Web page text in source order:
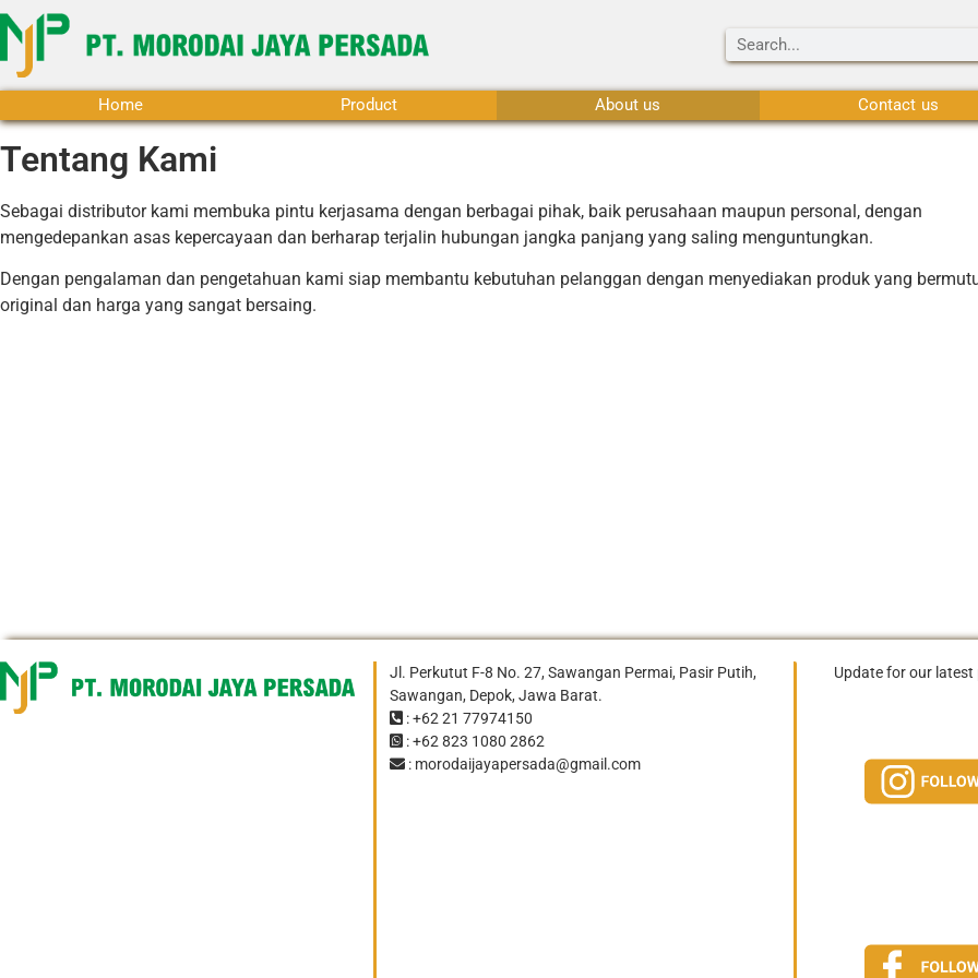
Home Product About us Contact us
Tentang Kami
Sebagai distributor kami membuka pintu kerjasama dengan berbagai pihak, baik perusahaan maupun personal, dengan
mengedepankan asas kepercayaan dan berharap terjalin hubungan jangka panjang yang saling menguntungkan.
Dengan pengalaman dan pengetahuan kami siap membantu kebutuhan pelanggan dengan menyediakan produk yang
original dan harga yang sangat bersaing.
Jl. Perkutut F-8 No. 27, Sawangan Permai, Pasir Putih,
Sawangan, Depok, Jawa Barat.
: +62 21 77974150
: +62 823 1080 2862
: morodaijayapersada@gmail.com
Update for our latest